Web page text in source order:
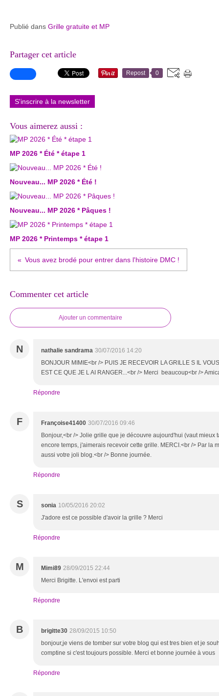
Publié dans Grille gratuite et MP
Partager cet article
Repost 0
S'inscrire à la newsletter
Vous aimerez aussi :
MP 2026 * Été * étape 1
Nouveau... MP 2026 * Été !
Nouveau... MP 2026 * Pâques !
MP 2026 * Printemps * étape 1
Vous avez brodé pour entrer dans l'histoire DMC !
Commenter cet article
Ajouter un commentaire
N nathalie sandrama 30/07/2016 14:20
BONJOUR MIMIE<br /> PUIS JE RECEVOIR LA GRILLE S IL
EST CE QUE JE L AI RANGER...<br /> Merci beaucoup<br />
Répondre
F Françoise41400 30/07/2016 09:46
Bonjour,<br /> Jolie grille que je découvre aujourd'hui (vaut mieux
encore temps, j'aimerais recevoir cette grille. MERCI.<br /> Par la
aussi votre joli blog.<br /> Bonne journée.
Répondre
S sonia 10/05/2016 20:02
J'adore est ce possible d'avoir la grille ? Merci
Répondre
M Mimi89 28/09/2015 22:44
Merci Brigitte. L'envoi est parti
Répondre
B brigitte30 28/09/2015 10:50
bonjour,je viens de tomber sur votre blog qui est tres bien et je
comptine si c'est toujours possible. Merci et bonne journée à vous
Répondre